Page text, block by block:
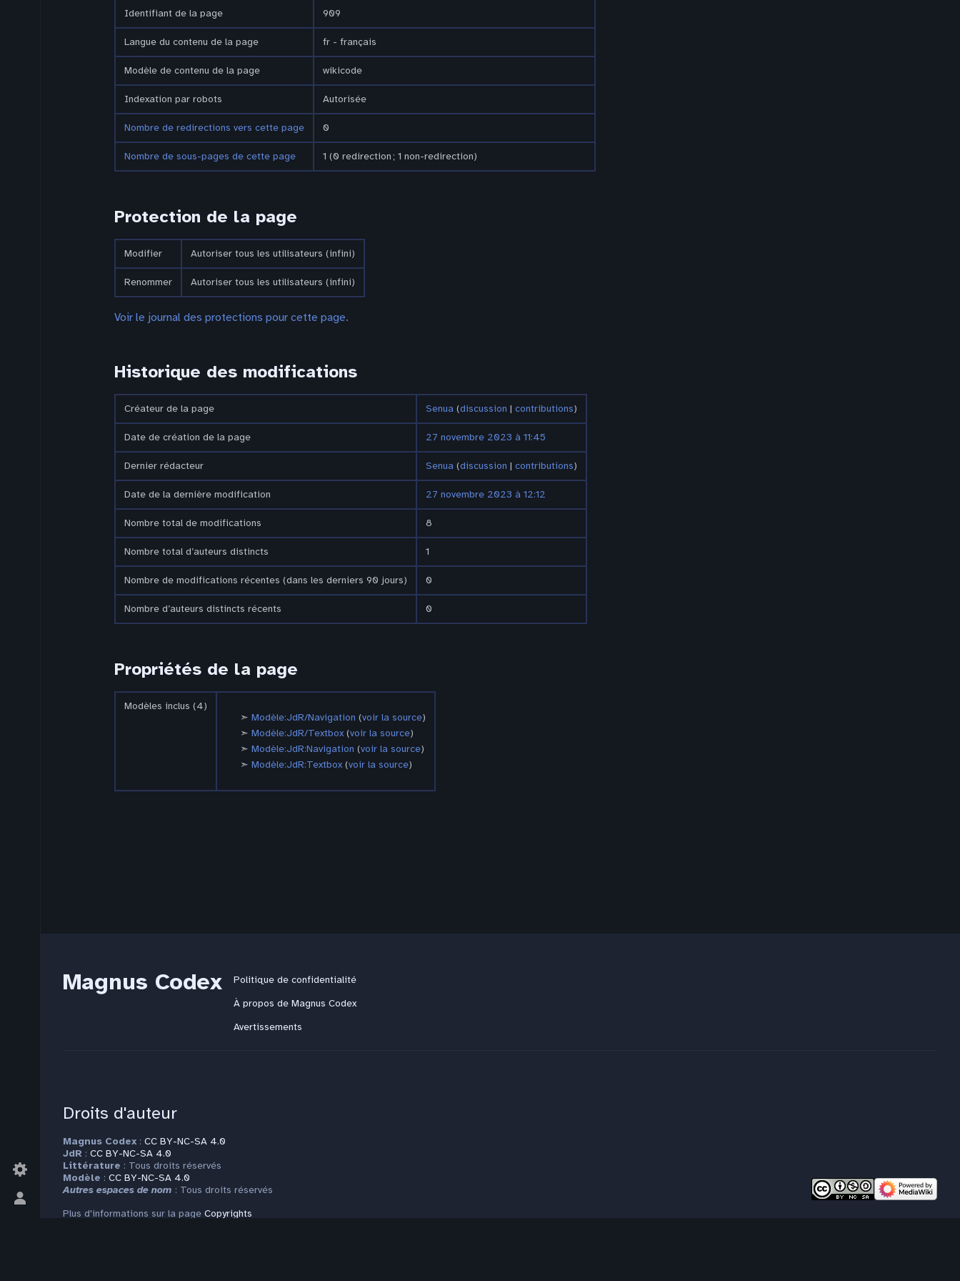
Basculer
Identifiant de la page 909
Langue du contenu de la page fr - français
Modèle de contenu de la page wikicode
Indexation par robots Autorisée
Nombre de redirections vers cette page 0
Nombre de sous-pages de cette page 1 (0 redirection ; 1 non-redirection)
Protection de la page
Modifier Autoriser tous les utilisateurs (infini)
Renommer Autoriser tous les utilisateurs (infini)
Voir le journal des protections pour cette page.
Historique des modifications
Créateur de la page Senua (discussion | contributions)
Date de création de la page 27 novembre 2023 à 11:45
Dernier rédacteur Senua (discussion | contributions)
Date de la dernière modification 27 novembre 2023 à 12:12
Nombre total de modifications 8
Nombre total d’auteurs distincts 1
Nombre de modifications récentes (dans les derniers 90 jours) 0
Nombre d’auteurs distincts récents 0
Propriétés de la page
Modèles inclus (4)
Modèle:JdR/Navigation (voir la source)
Modèle:JdR/Textbox(voir la source)
Modèle:JdR:Navigation (voir la source)
Modèle:JdR:Textbox(voir la source)
Magnus Codex
Politique de confidentialité
À propos de Magnus Codex
Avertissements
Droits d'auteur
Magnus Codex : CC BY-NC-SA 4.0
JdR : CC BY-NC-SA 4.0
Littérature : Tous droits réservés
Modèle : CC BY-NC-SA 4.0
Autres espaces de nom : Tous droits réservés
Plus d'informations sur la page Copyrights